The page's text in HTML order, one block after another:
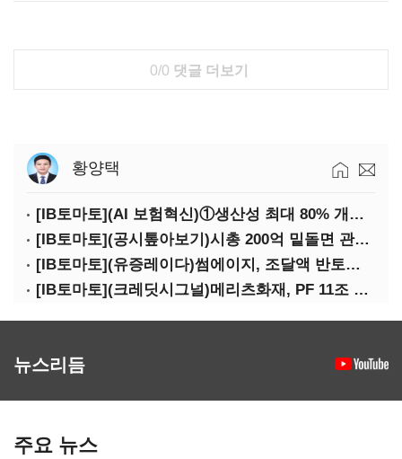
0/0 댓글 더보기
황양택
[IB토마토](AI 보험혁신)①생산성 최대 80% 개선…현실은 '실행 격차'
[IB토마토](공시톺아보기)시총 200억 밑돌면 관리종목…상폐 피하려면
[IB토마토](유증레이다)썸에이지, 조달액 반토막…시총 200억 못 넘으면 철회
[IB토마토](크레딧시그널)메리츠화재, PF 11조 노출…부동산 사업성 저하 우려
뉴스리듬
주요 뉴스